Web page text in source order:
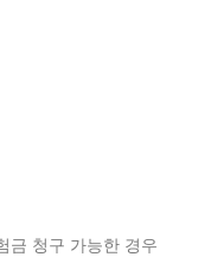
금 청구 가능한 경우